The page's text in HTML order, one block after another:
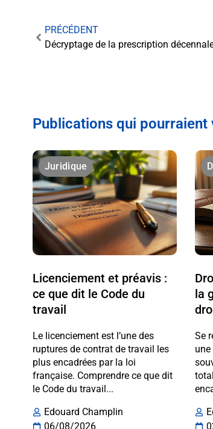
PRÉCÉDENT
Publications qui pourraient
Juridique
Licenciement et préavis :
ce que dit le Code du
travail
Le licenciement est l’une des
ruptures de contrat de travail les
plus encadrées par la loi
française. Comprendre ce que dit
le Code du travail...
Edouard Champlin
06/08/2026
la
Se